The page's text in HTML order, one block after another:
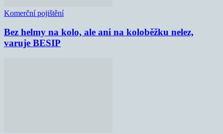
Komerční pojištění
Bez helmy na kolo, ale ani na koloběžku nelez,
varuje BESIP